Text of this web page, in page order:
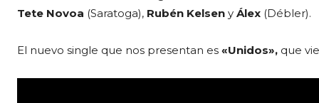
Tete Novoa (Saratoga), Rubén Kelsen y Álex (Débler).
El nuevo single que nos presentan es «Unidos», que